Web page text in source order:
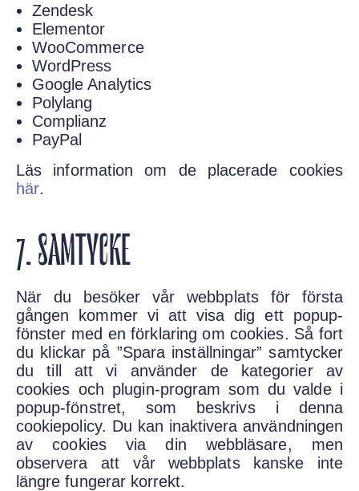
Zendesk
Elementor
WooCommerce
WordPress
Google Analytics
Polylang
Complianz
PayPal
Läs information om de placerade cookies
här.
7. SAMTYCKE
När du besöker vår webbplats för första
gången kommer vi att visa dig ett popup-
fönster med en förklaring om cookies. Så fort
du klickar på ”Spara inställningar” samtycker
du till att vi använder de kategorier av
cookies och plugin-program som du valde i
popup-fönstret, som beskrivs i denna
cookiepolicy. Du kan inaktivera användningen
av cookies via din webbläsare, men
observera att vår webbplats kanske inte
längre fungerar korrekt.